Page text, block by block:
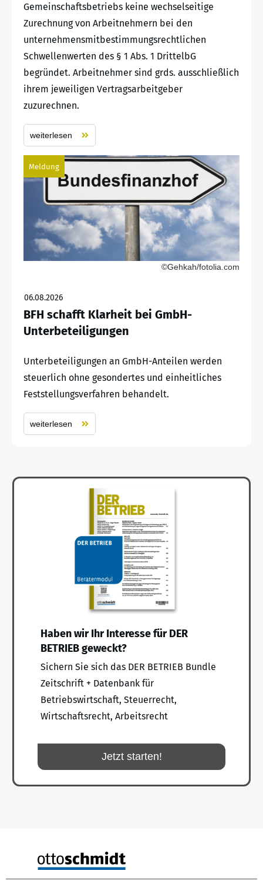
Gemeinschaftsbetriebs keine wechselseitige
Zurechnung von Arbeitnehmern bei den
unternehmensmitbestimmungsrechtlichen
Schwellenwerten des § 1 Abs. 1 DrittelbG
begründet. Arbeitnehmer sind grds. ausschließlich
ihrem jeweiligen Vertragsarbeitgeber
zuzurechnen.
weiterlesen
Meldung
©Gehkah/fotolia.com
06.08.2026
BFH schafft Klarheit bei GmbH-
Unterbeteiligungen
Unterbeteiligungen an GmbH-Anteilen werden
steuerlich ohne gesondertes und einheitliches
Feststellungsverfahren behandelt.
weiterlesen
Haben wir Ihr Interesse für DER
BETRIEB geweckt?
Sichern Sie sich das DER BETRIEB Bundle
Zeitschrift + Datenbank für
Betriebswirtschaft, Steuerrecht,
Wirtschaftsrecht, Arbeitsrecht
Jetzt starten!